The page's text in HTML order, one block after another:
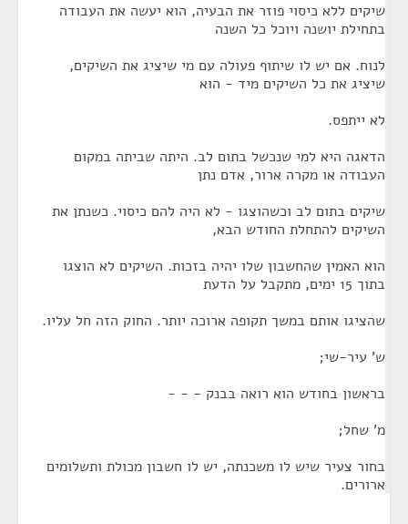
שיקים ללא כיסוי פוזר את הבעיה, הוא יעשה את העבודה
בתחילת יושנה ויוכל כל השנה
לנוח. אם יש לו שיתוף פעולה עם מי שיציג את השיקים,
שיציג את כל השיקים מיד - הוא
לא ייתפס.
הדאגה היא למי שנכשל בתום לב. היתה שביתה במקום
העבודה או מקרה ארור, אדם נתן
שיקים בתום לב וכשהוצגו - לא היה להם כיסוי. כשנתן את
השיקים להתחלת החודש הבא,
הוא האמין שהחשבון שלו יהיה בזכות. השיקים לא הוצגו
בתוך 15 ימים, מתקבל על הדעת
שהציגו אותם במשך תקופה ארוכה יותר. החוק הזה חל עליו.
ש' עיר-שי;
בראשון בחודש הוא רואה בבנק - - -
מ' שחל;
בחור צעיר שיש לו משכנתה, יש לו חשבון מכולת ותשלומים
ארורים.